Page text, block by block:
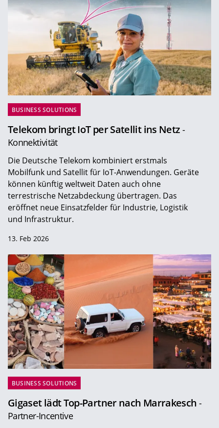
BUSINESS SOLUTIONS
Telekom bringt IoT per Satellit ins Netz -
Konnektivität
Die Deutsche Telekom kombiniert erstmals
Mobilfunk und Satellit für IoT-Anwendungen. Geräte
können künftig weltweit Daten auch ohne
terrestrische Netzabdeckung übertragen. Das
eröffnet neue Einsatzfelder für Industrie, Logistik
und Infrastruktur.
13. Feb 2026
BUSINESS SOLUTIONS
Gigaset lädt Top-Partner nach Marrakesch -
Partner-Incentive